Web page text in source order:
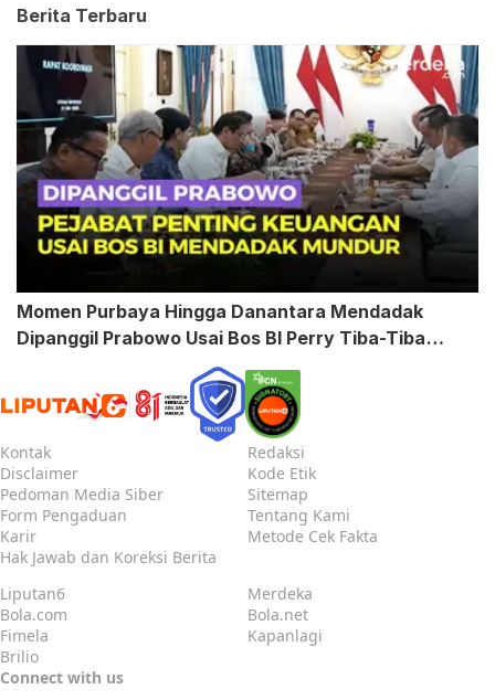
Berita Terbaru
Momen Purbaya Hingga Danantara Mendadak
Dipanggil Prabowo Usai Bos BI Perry Tiba-Tiba
Kontak
Redaksi
Disclaimer
Kode Etik
Pedoman Media Siber
Sitemap
Form Pengaduan
Tentang Kami
Karir
Metode Cek Fakta
Hak Jawab dan Koreksi Berita
Liputan6
Merdeka
Bola.com
Bola.net
Fimela
Kapanlagi
Brilio
Connect with us